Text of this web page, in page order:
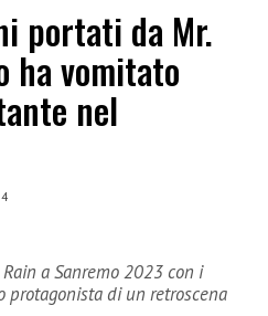
portati da Mr.
ha vomitato
nel
a Sanremo 2023 con i
protagonista di un retroscena